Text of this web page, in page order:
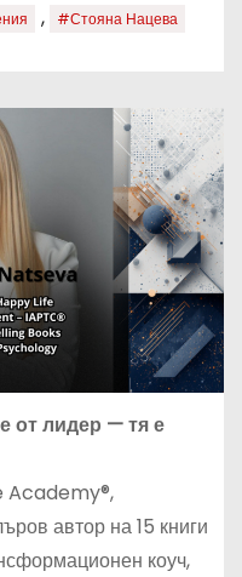
, #Стояна Нацева
от лидер — тя е
Academy®,
автор на 15 книги
коуч,